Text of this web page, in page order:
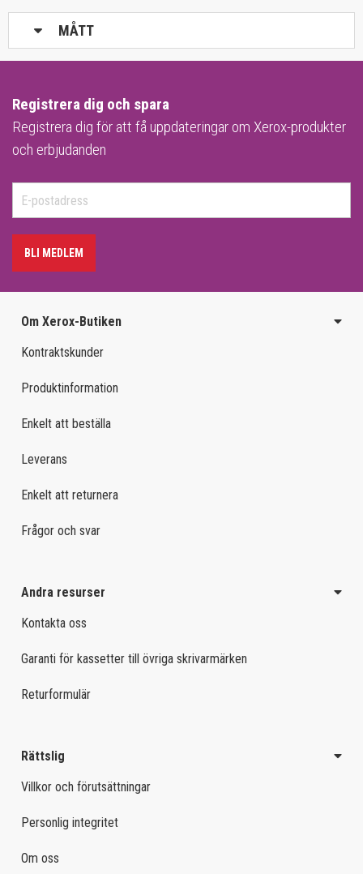
MÅTT
Registrera dig och spara
Registrera dig för att få uppdateringar om Xerox-produkter
och erbjudanden
BLI MEDLEM
Om Xerox-Butiken
Kontraktskunder
Produktinformation
Enkelt att beställa
Leverans
Enkelt att returnera
Frågor och svar
Andra resurser
Kontakta oss
Garanti för kassetter till övriga skrivarmärken
Returformulär
Rättslig
Villkor och förutsättningar
Personlig integritet
Om oss